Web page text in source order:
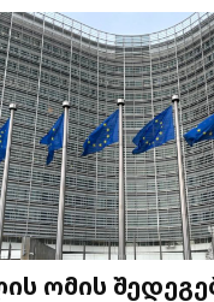
ომის